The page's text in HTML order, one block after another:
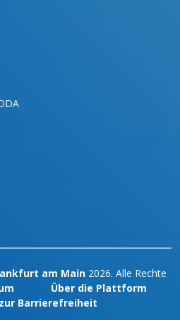
der UB Frankfurt
Newsletters "leporello"
am Main 2026. Alle Rechte
Über die Plattform
Barrierefreiheit